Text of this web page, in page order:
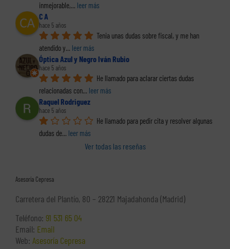
inmejorable,... leer más
C A
hace 5 años
Tenia unas dudas sobre fiscal, y me han
atendido y... leer más
Óptica Azul y Negro Iván Rubio
hace 5 años
He llamado para aclarar ciertas dudas
relacionadas con... leer más
Raquel Rodriguez
hace 5 años
He llamado para pedir cita y resolver algunas
dudas de... leer más
Ver todas las reseñas
Asesoría Cepresa
Carretera del Plantío, 80 – 28221 Majadahonda (Madrid)
Teléfono: 91 531 65 04
Email: Email
Web: Asesoría Cepresa